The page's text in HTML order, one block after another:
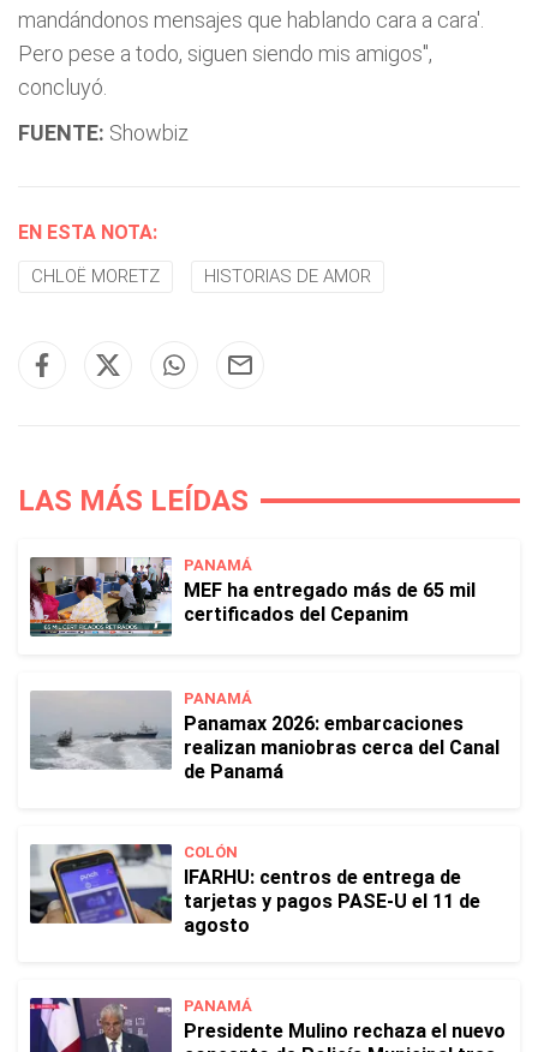
mandándonos mensajes que hablando cara a cara'.
Pero pese a todo, siguen siendo mis amigos",
concluyó.
FUENTE: Showbiz
EN ESTA NOTA:
CHLOË MORETZ HISTORIAS DE AMOR
LAS MÁS LEÍDAS
PANAMÁ
MEF ha entregado más de 65 mil
certificados del Cepanim
PANAMÁ
Panamax 2026: embarcaciones
realizan maniobras cerca del Canal
de Panamá
COLÓN
IFARHU: centros de entrega de
tarjetas y pagos PASE-U el 11 de
agosto
PANAMÁ
Presidente Mulino rechaza el nuevo